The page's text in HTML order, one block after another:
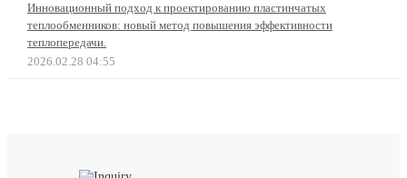
Инновационный подход к проектированию пластинчатых
теплообменников: новый метод повышения эффективности
теплопередачи.
2026.02.28 04:55